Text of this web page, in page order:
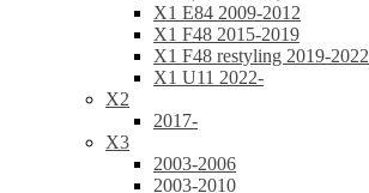
X1 E84 2009-2012
X1 F48 2015-2019
X1 F48 restyling 2019-2022
X1 U11 2022-
X2
2017-
X3
2003-2006
2003-2010